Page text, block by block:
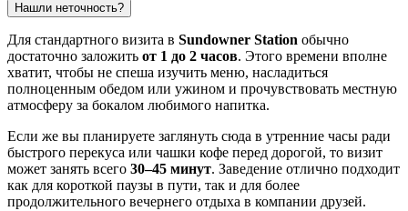
Нашли неточность?
Для стандартного визита в Sundowner Station обычно
достаточно заложить от 1 до 2 часов. Этого времени вполне
хватит, чтобы не спеша изучить меню, насладиться
полноценным обедом или ужином и прочувствовать местную
атмосферу за бокалом любимого напитка.
Если же вы планируете заглянуть сюда в утренние часы ради
быстрого перекуса или чашки кофе перед дорогой, то визит
может занять всего 30–45 минут. Заведение отлично подходит
как для короткой паузы в пути, так и для более
продолжительного вечернего отдыха в компании друзей.